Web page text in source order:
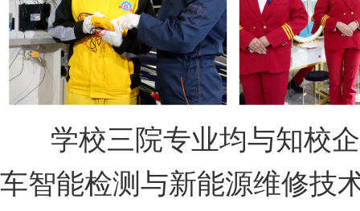
学校三院专业均与知校企
车智能检测与新能源维修技